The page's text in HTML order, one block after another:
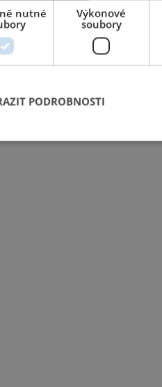
nutné
Výkonové
soubory
PODROBNOSTI